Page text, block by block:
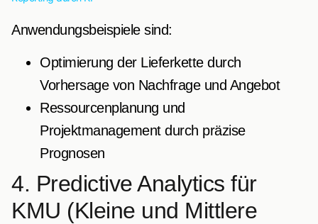
Anwendungsbeispiele sind:
Optimierung der Lieferkette durch
Vorhersage von Nachfrage und Angebot
Ressourcenplanung und
Projektmanagement durch präzise
Prognosen
4. Predictive Analytics für
KMU (Kleine und Mittlere